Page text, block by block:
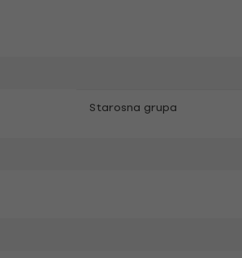
Starosna grupa